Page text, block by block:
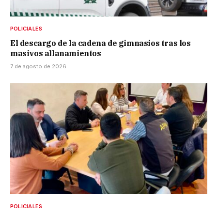
POLICIALES
El descargo de la cadena de gimnasios tras los
masivos allanamientos
7 de agosto de 2026
POLICIALES